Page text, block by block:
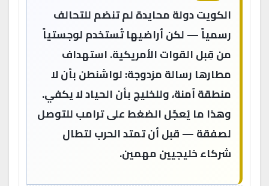
الكويت دولة محايدة لم تنضم للتحالف
رسمياً — لكن أراضيها تُستخدم لوجستياً
من قِبل القوات الأمريكية. استهداف
مطارها رسالة مزدوجة: لواشنطن بأن لا
منطقة آمنة، وللخليج بأن الحياد لا يكفي.
وهذا ما يُعجّل الضغط على ترامب للتوصل
لصفقة — قبل أن تمتد الحرب لتطال
شركاء خليجيين مهمين.